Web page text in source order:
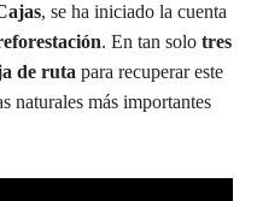
, se ha iniciado la cuenta
. En tan solo tres
de ruta para recuperar este
naturales más importantes